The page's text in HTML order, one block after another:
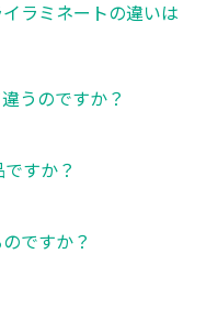
ラミネートの違いは
うのですか？
すか？
ですか？